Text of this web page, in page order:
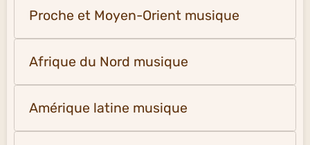
Proche et Moyen-Orient musique
Afrique du Nord musique
Amérique latine musique